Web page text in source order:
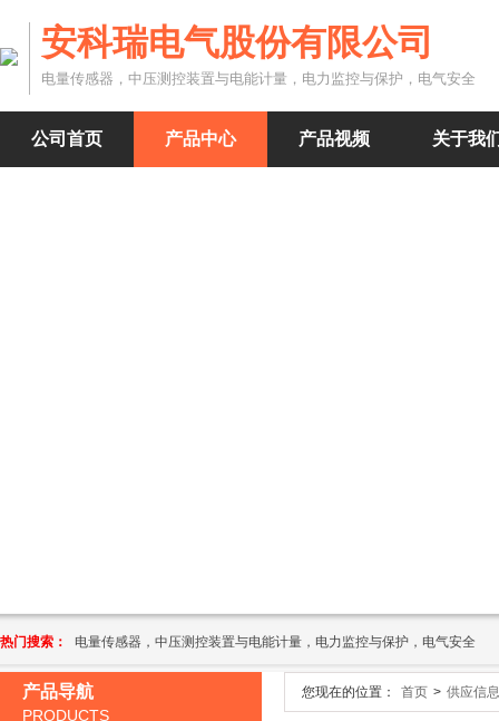
安科瑞电气股份有限公司
电量传感器，中压测控装置与电能计量，电力监控与保护，电气安全
公司首页 产品中心 产品视频 关于我
热门搜索： 电量传感器，中压测控装置与电能计量，电力监控与保护，电气安全
产品导航
PRODUCTS
您现在的位置： 首页 > 供应信息